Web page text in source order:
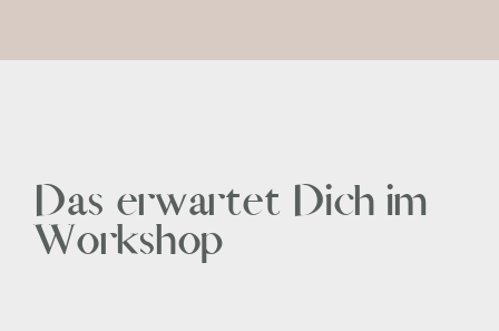
Das erwartet Dich im
Workshop